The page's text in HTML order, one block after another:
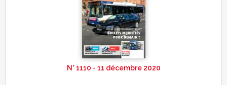
N° 1110 - 11 décembre 2020